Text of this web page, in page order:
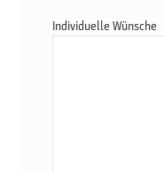
Individuelle Wünsche